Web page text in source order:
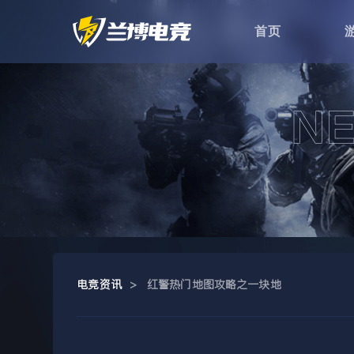
首页
电竞资讯 > 红警热门地图攻略之一块地